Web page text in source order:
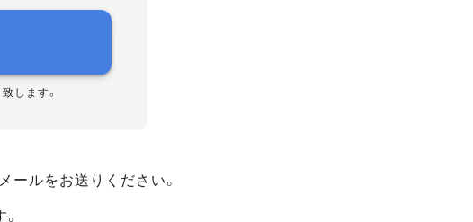
します。
ールをお送りください。